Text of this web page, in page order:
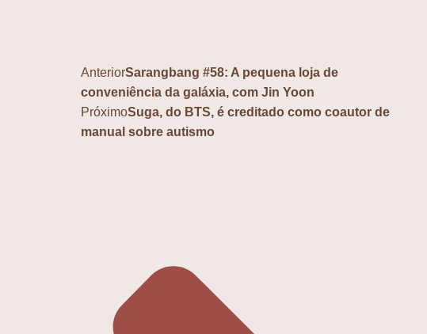
AnteriorSarangbang #58: A pequena loja de
conveniência da galáxia, com Jin Yoon
PróximoSuga, do BTS, é creditado como coautor de
manual sobre autismo